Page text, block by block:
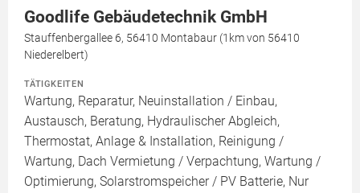
Goodlife Gebäudetechnik GmbH
Stauffenbergallee 6, 56410 Montabaur (1km von 56410
Niederelbert)
TÄTIGKEITEN
Wartung, Reparatur, Neuinstallation / Einbau,
Austausch, Beratung, Hydraulischer Abgleich,
Thermostat, Anlage & Installation, Reinigung /
Wartung, Dach Vermietung / Verpachtung, Wartung /
Optimierung, Solarstromspeicher / PV Batterie, Nur